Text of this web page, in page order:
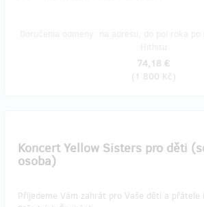
74,18 €
(1 800 Kč)
Koncert Yellow Sisters pro děti
osoba)
Přijedeme Vám zahrát pro Vaše děti a přátele